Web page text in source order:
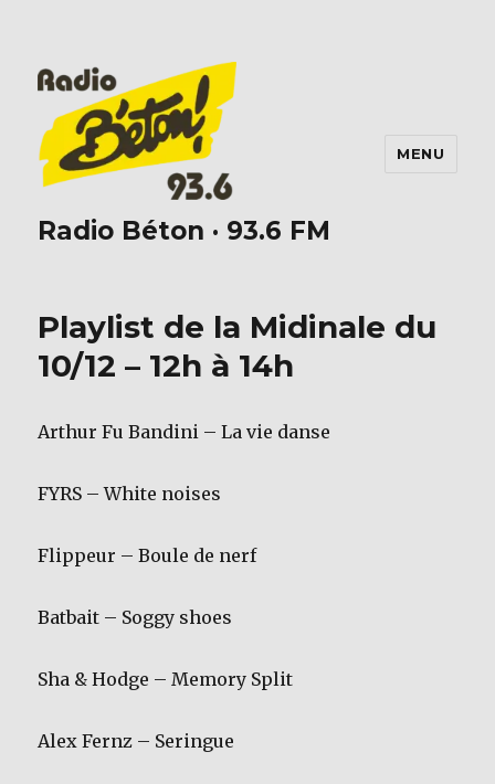
Radio Béton · 93.6 FM
MENU
Playlist de la Midinale du
10/12 – 12h à 14h
Arthur Fu Bandini – La vie danse
FYRS – White noises
Flippeur – Boule de nerf
Batbait – Soggy shoes
Sha & Hodge – Memory Split
Alex Fernz – Seringue